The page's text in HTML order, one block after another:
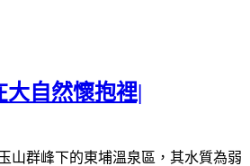
大自然懷抱裡|
山群峰下的東埔溫泉區，其水質為弱